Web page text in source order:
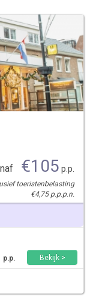
€105p.p.
toeristenbelasting
€4,75 p.p.p.n.
p.p. Bekijk >